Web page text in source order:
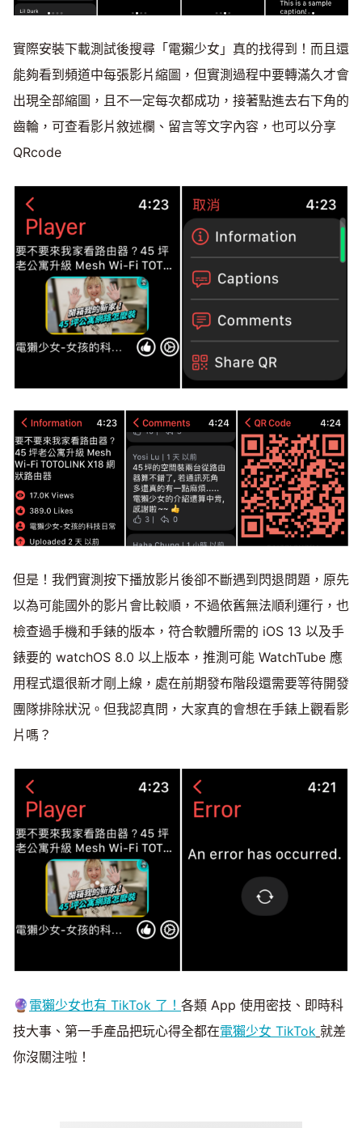
實際安裝下載測試後搜尋「電獺少女」真的找得到！而且還
能夠看到頻道中每張影片縮圖，但實測過程中要轉滿久才會
出現全部縮圖，且不一定每次都成功，接著點進去右下角的
齒輪，可查看影片敘述欄、留言等文字內容，也可以分享
QRcode
但是！我們實測按下播放影片後卻不斷遇到閃退問題，原先
以為可能國外的影片會比較順，不過依舊無法順利運行，也
檢查過手機和手錶的版本，符合軟體所需的 iOS 13 以及手
錶要的 watchOS 8.0 以上版本，推測可能 WatchTube 應
用程式還很新才剛上線，處在前期發布階段還需要等待開發
團隊排除狀況。但我認真問，大家真的會想在手錶上觀看影
片嗎？
🔮 電獺少女也有 TikTok 了！ 各類 App 使用密技、即時科
技大事、第一手產品把玩心得全都在電獺少女 TikTok 就差
你沒關注啦！